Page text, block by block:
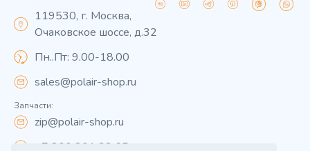
119530, г. Москва,
Очаковское шоссе, д.32
Пн..Пт: 9.00-18.00
sales@polair-shop.ru
Запчасти:
zip@polair-shop.ru
+7 800 301 33 65